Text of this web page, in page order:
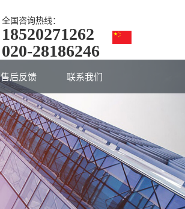
全国咨询热线：
18520271262
020-28186246
售后反馈 联系我们